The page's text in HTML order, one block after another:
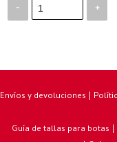
- +
Envíos y devoluciones |
Guía de tallas para botas |